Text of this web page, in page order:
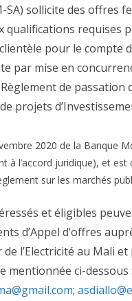
SA) sollicite des offres
qualifications requises
pour le compte
par mise en
de
projets
2020 de la Banque
à l’accord juridique), et
sur les marchés
et éligibles
d’Appel d’offres
l’Electricité au Mali
mentionnée ci-
;